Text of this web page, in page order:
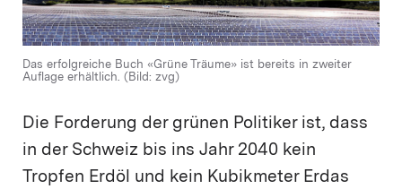
Das erfolgreiche Buch «Grüne Träume» ist bereits in zweiter
Auflage erhältlich. (Bild: zvg)
Die Forderung der grünen Politiker ist, dass
in der Schweiz bis ins Jahr 2040 kein
Tropfen Erdöl und kein Kubikmeter Erdas